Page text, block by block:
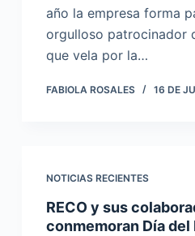
año la empresa forma
orgulloso patrocinador
que vela por la…
FABIOLA ROSALES 16 DE
NOTICIAS RECIENTES
RECO y sus
conmemoran Día